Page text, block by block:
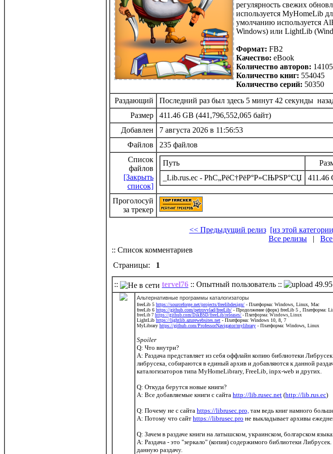
регулярность свежих
используется MyHomeLib
умолчанию используется
Windows) или LightLib
Формат: FB2
Качество: eBook
Количество авторов:
Количество книг: 554045
Количество серий: 50350
Раздающий
Последний раз был здесь 5 минут 42 секунды
Размер
411.46 GB (441,796,552,065 байт)
Добавлен
7 августа 2026 в 11:56:53
Файлов
235 файлов
Список
файлов
[Закрыть
список]
Путь
_Lib.rus.ec - РћС„РёС†РёР°Р»СЊРЅР°СЏ
411.46
Проголосуй
за трекер
<< Предыдущий релиз [из этой
Все релизы |
:: Список комментариев
Страницы:
1
:: tervel76 :: Опытный пользователь ::
Альтернативные программы каталогизаторы
freeLib 5 https://sourceforge.net/projects/freelibdesign/ - Платформа: Windows, Linux, Mac
freeLib 6 https://github.com/petrovvlad/freeLib/ - Продолжение (форк) freeLib 5 , Платформа:
freeLib 7 https://github.com/DikBSD/freeLib/releases/ - Платформа: Windows, Linux
LightLib https://lightlib.azurewebsites.net - Платформа: Windows 10, 8, 7
MyLibrary https://github.com/ProfessorNavigator/mylibrary - Платформа: Windows, Linux
Spoiler
Q: Что внутри?
A: Раздача представляет из себя оффлайн копию библиотеки
либрусека, собираются в единый архив и добавляются к данной
каталогизаторов типа MyHomeLibrary, FreeLib, inpx-web и других.
Q: Откуда берутся новые книги?
A: Все добавляемые книги с сайта http://lib.rusec.net (http://lib.rus.ec)
Q: Почему не с сайта https://librusec.pro, там ведь книг намного
A: Потому что сайт https://librusec.pro не выкладывает архивы
Q: Зачем в раздаче книги на латышском, украинском, болгарском
A: Раздача - это "зеркало" (копия) содержимого библиотеки
данную раздачу.